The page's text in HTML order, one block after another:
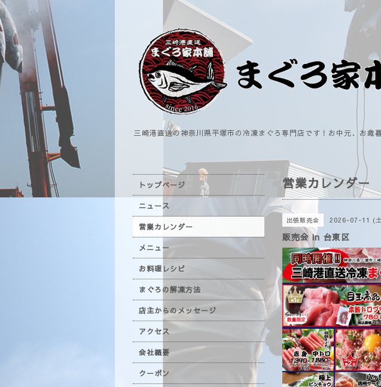
三崎港直送の神奈川県平塚市の冷凍まぐろ専門店です！お中元、お
営業カレンダー
出張販売会 2026-07-11 (
販売会 in 台東区
トップページ
ニュース
営業カレンダー
メニュー
お料理レシピ
まぐろの解凍方法
店主からのメッセージ
アクセス
会社概要
クーポン